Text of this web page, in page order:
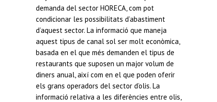
demanda del sector HORECA, com pot
condicionar les possibilitats d’abastiment
d’aquest sector. La informació que maneja
aquest tipus de canal sol ser molt econòmica,
basada en el que més demanden el tipus de
restaurants que suposen un major volum de
diners anual, així com en el que poden oferir
els grans operadors del sector d’olis. La
informació relativa a les diferències entre olis,